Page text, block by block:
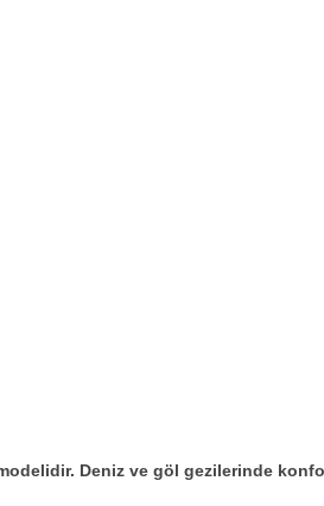
Deniz ve göl gezilerinde